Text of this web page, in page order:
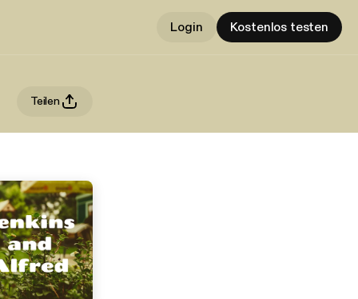
Login Kostenlos testen
Teilen